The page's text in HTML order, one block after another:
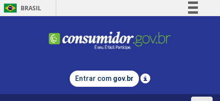
BRASIL
Comunica BR
Legislação
Entrar com gov.br